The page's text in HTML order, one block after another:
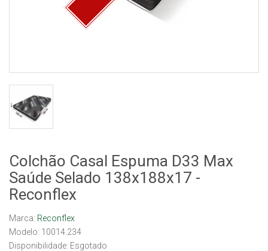
Colchão Casal Espuma D33 Max
Saúde Selado 138x188x17 -
Reconflex
Marca: Reconflex
Modelo: 10014.234
Disponibilidade: Esgotado